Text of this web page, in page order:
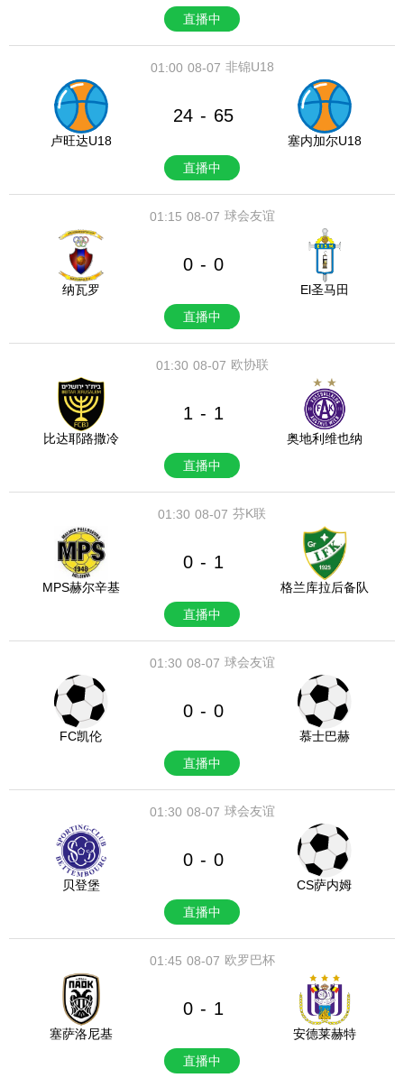
直播中
08-07
01:00 非锦U18
卢旺达U18
24 - 65
塞内加尔U18
直播中
08-07
01:15 球会友谊
纳瓦罗
0 - 0
El圣马田
直播中
08-07
01:30 欧协联
比达耶路撒冷
1 - 1
奥地利维也纳
直播中
08-07
01:30 芬K联
MPS赫尔辛基
0 - 1
格兰库拉后备队
直播中
08-07
01:30 球会友谊
FC凯伦
0 - 0
慕士巴赫
直播中
08-07
01:30 球会友谊
贝登堡
0 - 0
CS萨内姆
直播中
08-07
01:45 欧罗巴杯
塞萨洛尼基
0 - 1
安德莱赫特
直播中